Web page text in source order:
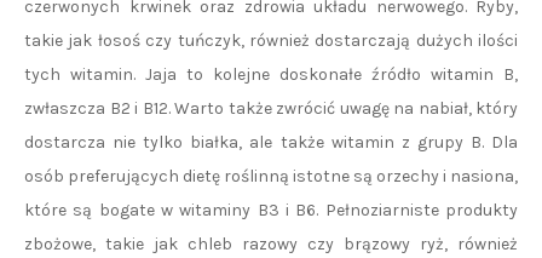
czerwonych krwinek oraz zdrowia układu nerwowego. Ryby,
takie jak łosoś czy tuńczyk, również dostarczają dużych ilości
tych witamin. Jaja to kolejne doskonałe źródło witamin B,
zwłaszcza B2 i B12. Warto także zwrócić uwagę na nabiał, który
dostarcza nie tylko białka, ale także witamin z grupy B. Dla
osób preferujących dietę roślinną istotne są orzechy i nasiona,
które są bogate w witaminy B3 i B6. Pełnoziarniste produkty
zbożowe, takie jak chleb razowy czy brązowy ryż, również